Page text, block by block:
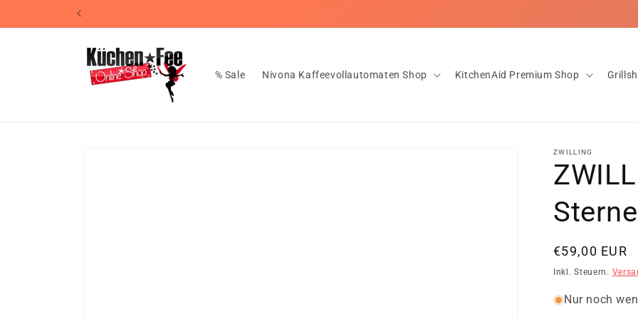
Inhalt
% Sale Nivona Kaffeevollautomaten Shop KitchenAid Premium Shop
ZWILLING
Normaler
Preis
€59,00 EUR
Inkl. Steuern.
Nur noch